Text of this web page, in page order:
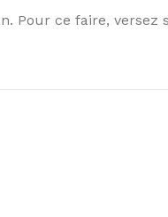
Pour ce faire,